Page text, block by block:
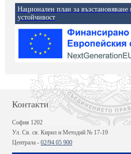
Национален план за възстановяване
устойчивост
Контакти
София 1202
Ул. Св. св. Кирил и Методий № 17-19
Централа - 02/94 05 900